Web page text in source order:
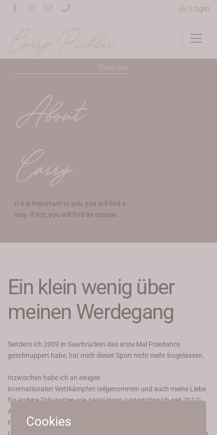
Login
Carry Pichler
Thats me!
About
Carry
If it is important to you, you will find a
way. If not, you will find an excuse.
Ein klein wenig über
meinen Werdegang
Seitdem ich 2009 in Saarbrücken das erste Mal Poledance
geschnuppert habe, hat mich dieser Sport nicht mehr losgelassen.
Inzwischen habe ich an einigen
internationalen Wettkämpfen teilgenommen und auch meine Liebe
für andere Zirkusarten wie Aerial Hoop (unterrichte ich seit 2012),
Aerial Hammock (seit 2017) und Aerial Straps entdeckt.
Handbalancing und Stretching bis hin zu Contortion sind weitere
Cookies